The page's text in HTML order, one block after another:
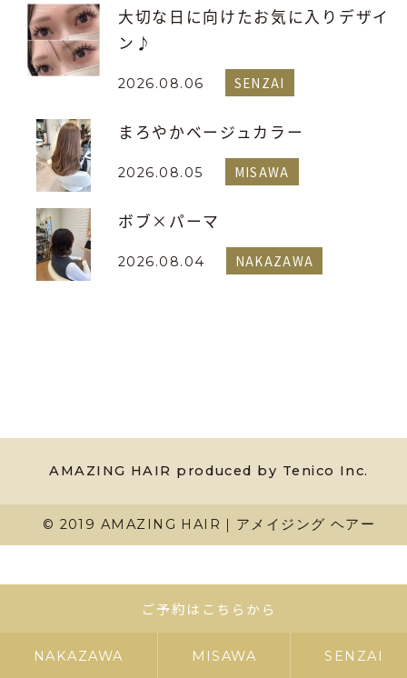
大切な日に向けたお気に入りデザイ
ン♪
2026.08.06 SENZAI
まろやかベージュカラー
2026.08.05 MISAWA
ボブ×パーマ
2026.08.04 NAKAZAWA
AMAZING HAIR produced by Tenico Inc.
© 2019 AMAZING HAIR｜アメイジング ヘアー
ご予約はこちらから
NAKAZAWA MISAWA SENZAI